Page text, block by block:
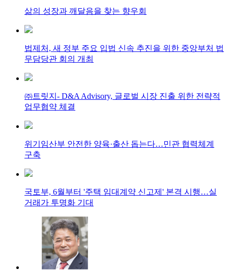
삶의 성장과 깨달음을 찾는 향우회
법제처, 새 정부 주요 입법 신속 추진을 위한 중앙부처 법
무담당관 회의 개최
㈜트릿지- D&A Advisory, 글로벌 시장 진출 위한 전략적
업무협약 체결
위기임산부 안전한 양육·출산 돕는다…민관 협력체계
구축
국토부, 6월부터 '주택 임대계약 신고제' 본격 시행…실
거래가 투명화 기대